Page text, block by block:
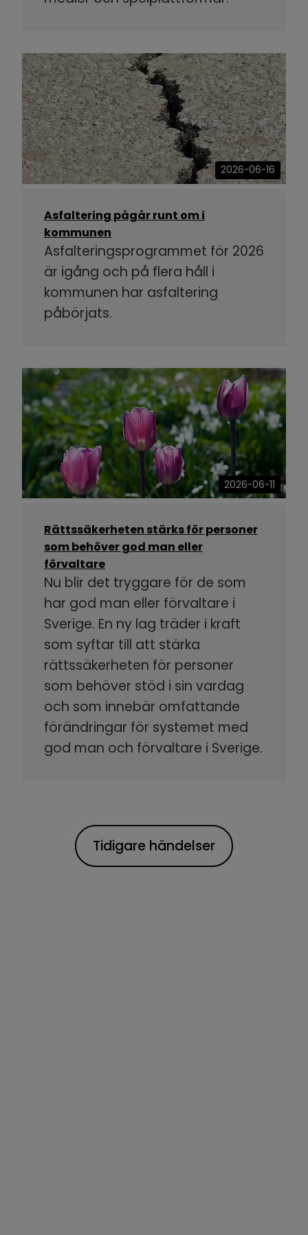
2026-06-16
Asfaltering pågår runt om i
kommunen
Asfalteringsprogrammet för 2026
är igång och på flera håll i
kommunen har asfaltering
påbörjats.
2026-06-11
Rättssäkerheten stärks för personer
som behöver god man eller
förvaltare
Nu blir det tryggare för de som
har god man eller förvaltare i
Sverige. En ny lag träder i kraft
som syftar till att stärka
rättssäkerheten för personer
som behöver stöd i sin vardag
och som innebär omfattande
förändringar för systemet med
god man och förvaltare i Sverige.
Tidigare händelser